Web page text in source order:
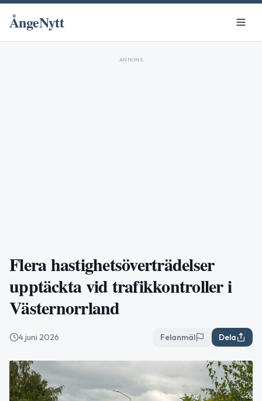
ÅngeNytt
ANNONS
Flera hastighetsöverträdelser
upptäckta vid trafikkontroller i
Västernorrland
4 juni 2026 Felanmäl Dela